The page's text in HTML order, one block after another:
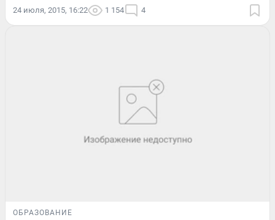
24 июля, 2015, 16:22 1 154 4
ОБРАЗОВАНИЕ